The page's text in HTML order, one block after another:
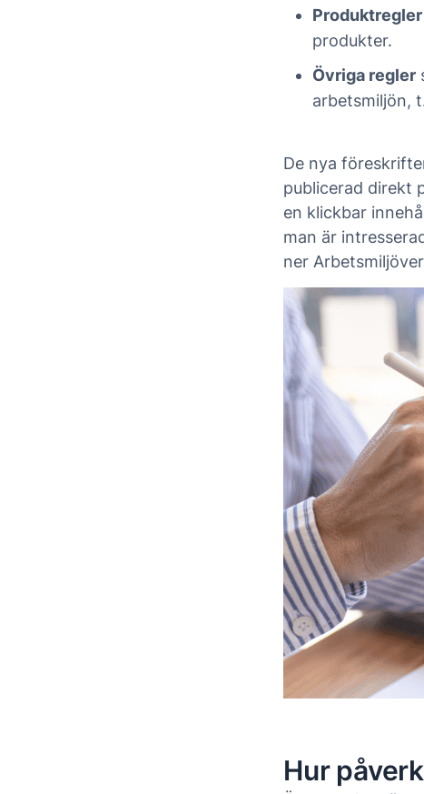
Produktregler
produkter.
Övriga regler
arbetsmiljön,
De nya
publicerad direkt
en klickbar
man är
ner
Hur